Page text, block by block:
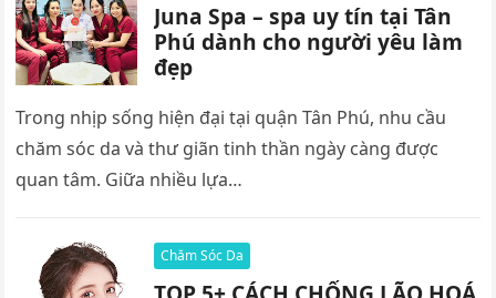
Juna Spa – spa uy tín tại Tân
Phú dành cho người yêu làm
đẹp
Trong nhịp sống hiện đại tại quận Tân Phú, nhu cầu
chăm sóc da và thư giãn tinh thần ngày càng được
quan tâm. Giữa nhiều lựa…
Chăm Sóc Da